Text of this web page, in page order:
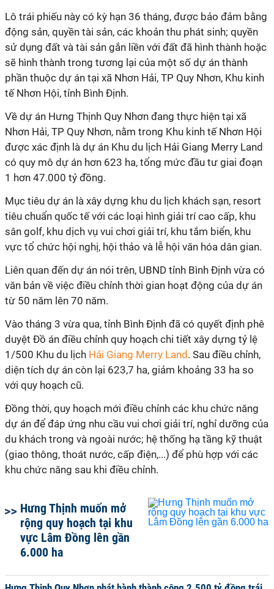
Lô trái phiếu này có kỳ hạn 36 tháng, được bảo đảm bằng
động sản, quyền tài sản, các khoản thu phát sinh; quyền
sử dụng đất và tài sản gắn liền với đất đã hình thành hoặc
sẽ hình thành trong tương lại của một số dự án thành
phần thuộc dự án tại xã Nhơn Hải, TP Quy Nhơn, Khu kinh
tế Nhơn Hội, tỉnh Bình Định.
Về dự án Hưng Thịnh Quy Nhơn đang thực hiện tại xã
Nhơn Hải, TP Quy Nhơn, nằm trong Khu kinh tế Nhơn Hội
được xác định là dự án Khu du lịch Hải Giang Merry Land
có quy mô dự án hơn 623 ha, tổng mức đầu tư giai đoạn
1 hơn 47.000 tỷ đồng.
Mục tiêu dự án là xây dựng khu du lịch khách sạn, resort
tiêu chuẩn quốc tế với các loại hình giải trí cao cấp, khu
sân golf, khu dịch vụ vui chơi giải trí, khu tắm biển, khu
vực tổ chức hội nghị, hội thảo và lễ hội văn hóa dân gian.
Liên quan đến dự án nói trên, UBND tỉnh Bình Định vừa có
văn bản về việc điều chỉnh thời gian hoạt động của dự án
từ 50 năm lên 70 năm.
Vào tháng 3 vừa qua, tỉnh Bình Định đã có quyết định phê
duyệt Đồ án điều chỉnh quy hoạch chi tiết xây dựng tỷ lệ
1/500 Khu du lịch Hải Giang Merry Land . Sau điều chỉnh,
diện tích dự án còn lại 623,7 ha, giảm khoảng 33 ha so
với quy hoạch cũ.
Đồng thời, quy hoạch mới điều chỉnh các khu chức năng
dự án để đáp ứng nhu cầu vui chơi giải trí, nghỉ dưỡng của
du khách trong và ngoài nước; hệ thống hạ tầng kỹ thuật
(giao thông, thoát nước, cấp điện,...) để phù hợp với các
khu chức năng sau khi điều chỉnh.
Hưng Thịnh muốn mở
rộng quy hoạch tại khu
vực Lâm Đồng lên gần
6.000 ha